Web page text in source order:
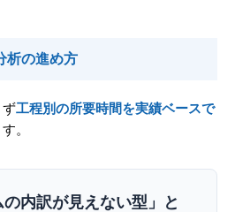
析の進め方
ず工程別の所要時間を実績ベースで
。
の内訳が見えない型」と